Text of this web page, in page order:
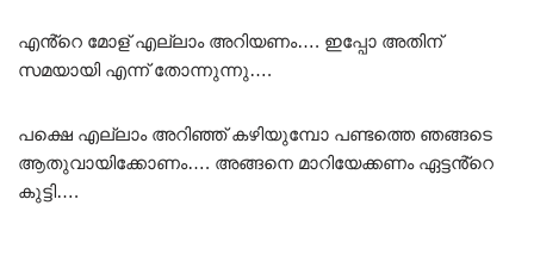
എൻ്റെ മോള് എല്ലാം അറിയണം…. ഇപ്പോ അതിന്
സമയായി എന്ന് തോന്നുന്നു….
പക്ഷെ എല്ലാം അറിഞ്ഞ് കഴിയുമ്പോ പണ്ടത്തെ ഞങ്ങടെ
ആതുവായിക്കോണം…. അങ്ങനെ മാറിയേക്കണം ഏട്ടൻ്റെ
കുട്ടി….